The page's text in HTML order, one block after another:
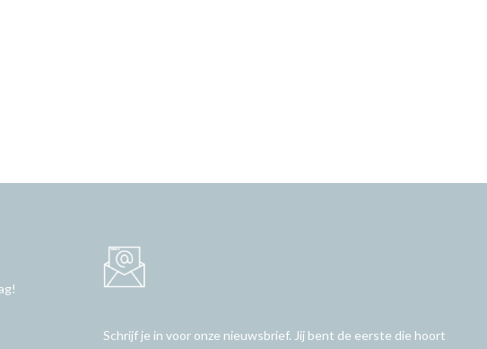
Schrijf je in voor onze nieuwsbrief. Jij bent de eerste die hoort